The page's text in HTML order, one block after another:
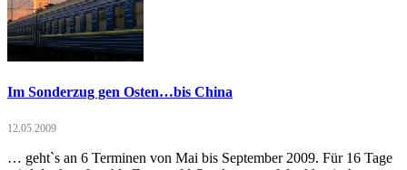
Im Sonderzug gen Osten…bis China
12.05.2009
… geht`s an 6 Terminen von Mai bis September 2009. Für 16 Tage